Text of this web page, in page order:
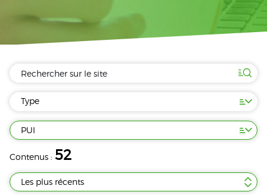
Type
PUI
Contenus : 52
Les plus récents